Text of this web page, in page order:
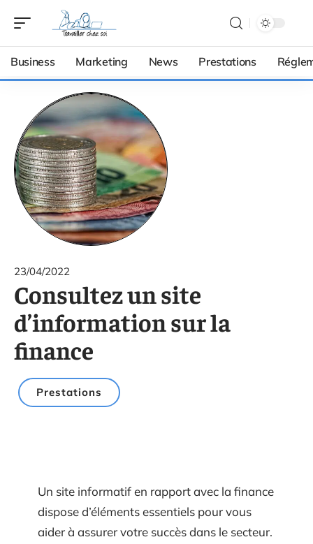
Business Marketing News Prestations
23/04/2022
Consultez un site
d’information sur la
finance
Prestations
Un site informatif en rapport avec la finance
dispose d’éléments essentiels pour vous
aider à assurer votre succès dans le secteur.